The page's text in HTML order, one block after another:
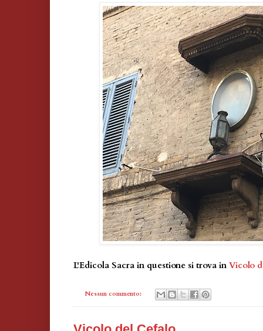
L'Edicola Sacra in questione si trova inVicolo
Nessun commento: